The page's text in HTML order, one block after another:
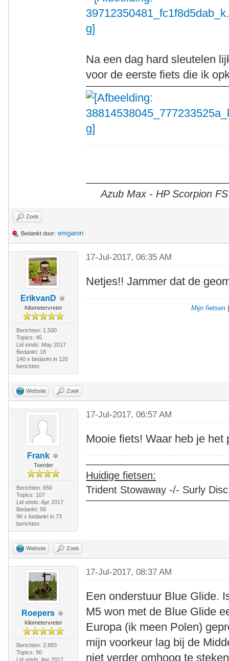
Na een dag hard sleutelen
voor de eerste fiets die ik
Azub Max - HP Scorpion FS
Zoek
Bedankt door: emgaron
ErikvanD
Kilometervreter
Berichten: 1.500
Topics: 45
Lid sinds: May 2017
Bedankt: 16
140 x bedankt in 120
berichten
17-Jul-2017, 06:35 AM
Netjes!! Jammer dat de
Mijn fietsen
Website Zoek
Frank
Toerder
Berichten: 650
Topics: 107
Lid sinds: Apr 2017
Bedankt: 58
96 x bedankt in 73
berichten
17-Jul-2017, 06:57 AM
Mooie fiets! Waar heb je
Huidige fietsen:
Trident Stowaway -/- Surly
Website Zoek
Roepers
Kilometervreter
Berichten: 2.883
Topics: 90
Lid sinds: Apr 2017
17-Jul-2017, 08:37 AM
Een onderstuur Blue Glide.
M5 won met de Blue Glide
Europa (ik meen Polen)
mijn voorkeur lag bij de
niet verder omhoog te